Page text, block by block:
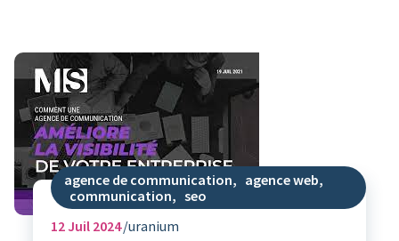
agence de communication, agence web,
communication, seo
12Juil 2024 uranium